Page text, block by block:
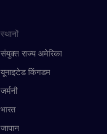
स्थानों
संयुक्त राज्य अमेरिका
यूनाइटेड किंगडम
जर्मनी
भारत
जापान